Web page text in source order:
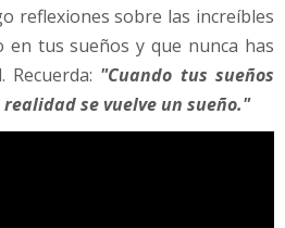
reflexiones sobre las increíbles
en tus sueños y que nunca has
Recuerda: "Cuando tus sueños
se vuelve un sueño."